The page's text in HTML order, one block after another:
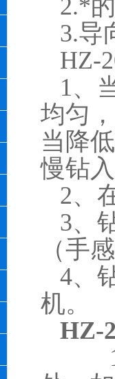
2.*
3.导
HZ-
1、
均匀
当降
慢钻
2、
3、
（手
4、
机。
HZ-